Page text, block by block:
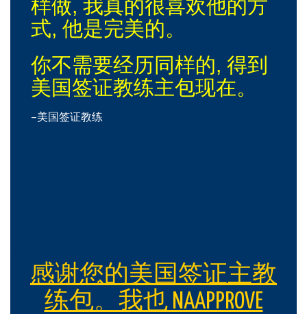
样做, 我真的很喜欢他的方
式, 他是完美的。
你不需要经历同样的, 得到
美国签证教练主包现在。
–美国签证教练
感谢您的美国签证主教
练包。我也 NAAPPROVE